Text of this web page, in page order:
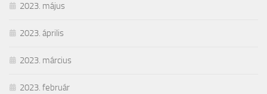
2023. május
2023. április
2023. március
2023. február